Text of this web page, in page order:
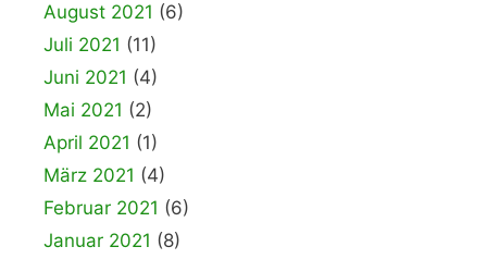
August 2021 (6)
Juli 2021 (11)
Juni 2021 (4)
Mai 2021 (2)
April 2021 (1)
März 2021 (4)
Februar 2021 (6)
Januar 2021 (8)